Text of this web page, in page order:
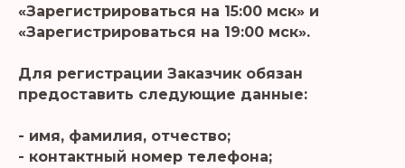
«Зарегистрироваться на 15:00 мск» и
«Зарегистрироваться на 19:00 мск».
Для регистрации Заказчик обязан
предоставить следующие данные:
- имя, фамилия, отчество;
- контактный номер телефона;